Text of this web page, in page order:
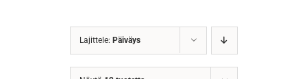
Lajittele: Päiväys